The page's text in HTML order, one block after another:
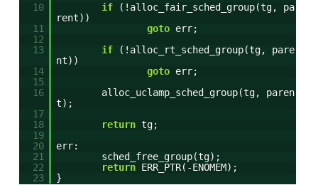
10
if
(!alloc_fair_sched_group(tg, pa
rent))
11
goto err;
12
13
if
(!alloc_rt_sched_group(tg, pare
nt))
14
goto err;
15
16
alloc_uclamp_sched_group(tg, paren
t);
17
18
return tg;
19
20
err:
21
sched_free_group(tg);
22
return ERR_PTR(-ENOMEM);
23
}